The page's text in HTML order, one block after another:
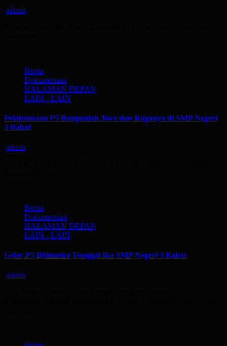
admin
Berita
Dokumentasi
HALAMAN DEPAN
LAIN - LAIN
Pelaksanaan P5 Bangunlah Jiwa dan Raganya di SMP Negeri
3 Babat
admin
Berita
Dokumentasi
HALAMAN DEPAN
LAIN - LAIN
Gelar P5 Bhinneka Tunggal Ika SMP Negeri 3 Babat
admin